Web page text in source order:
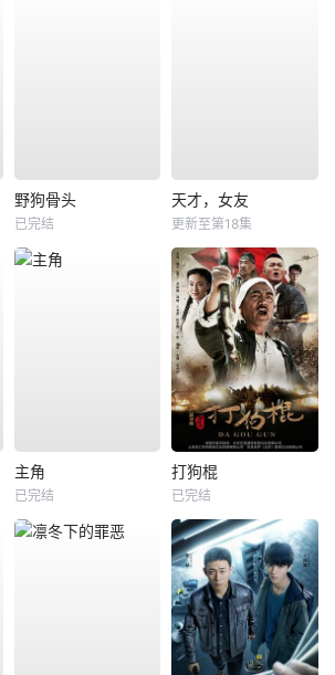
野狗骨头
已完结
天才，女友
更新至第18集
主角
已完结
打狗棍
已完结